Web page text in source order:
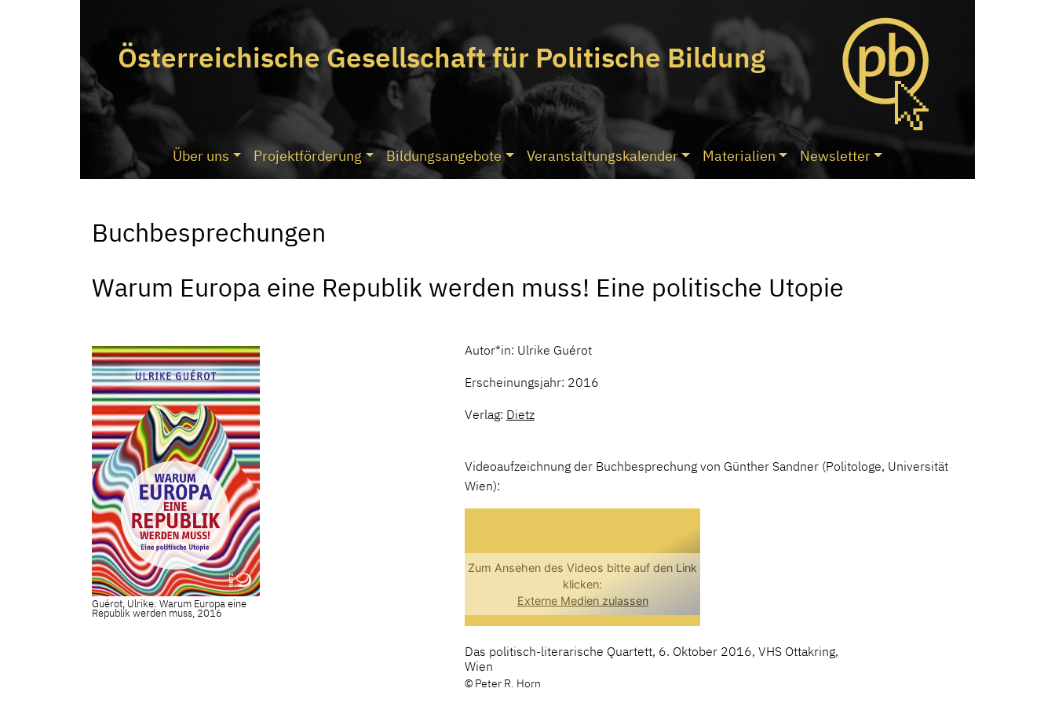
Österreichische Gesellschaftfür Politische Bildung
Über uns Projektförderung Bildungsangebote Veranstaltungskalender Materialien Newsletter
Buchbesprechungen
Warum Europa eine Republik werden muss! Eine politische Utopie
Guérot, Ulrike: Warum Europa eine
Republik werden muss, 2016
Autor*in: Ulrike Guérot
Erscheinungsjahr: 2016
Verlag: Dietz
Videoaufzeichnung der Buchbesprechung von Günther Sandner (Politologe, Universität
Wien):
Das politisch-literarische Quartett, 6. Oktober 2016, VHS Ottakring,
Wien
© Peter R. Horn